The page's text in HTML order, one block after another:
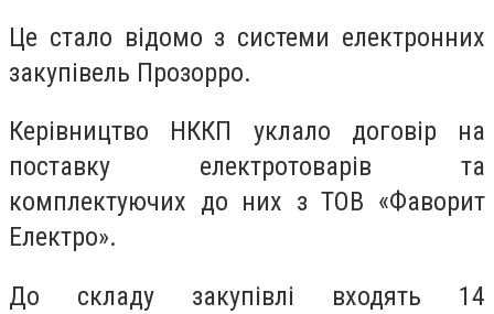
Це стало відомо з системи електронних
закупівель Прозорро.
Керівництво НККП уклало договір на
поставку електротоварів та
комплектуючих до них з ТОВ «Фаворит
Електро».
До складу закупівлі входять 14